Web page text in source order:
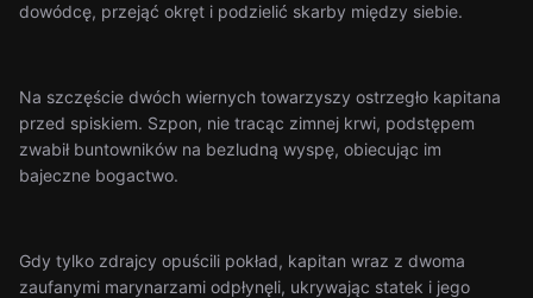
dowódcę, przejąć okręt i podzielić skarby między siebie.
Na szczęście dwóch wiernych towarzyszy ostrzegło kapitana
przed spiskiem. Szpon, nie tracąc zimnej krwi, podstępem
zwabił buntowników na bezludną wyspę, obiecując im
bajeczne bogactwo.
Gdy tylko zdrajcy opuścili pokład, kapitan wraz z dwoma
zaufanymi marynarzami odpłynęli, ukrywając statek i jego